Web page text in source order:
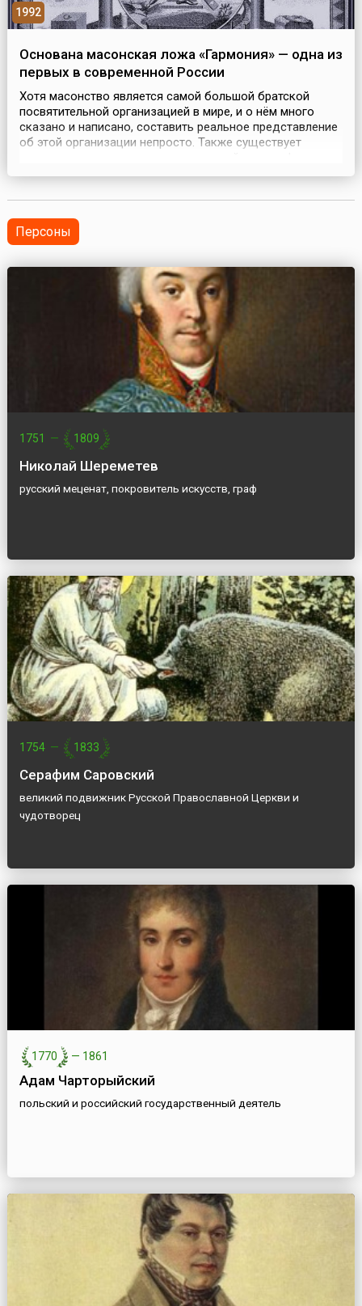
1992
Основана масонская ложа «Гармония» — одна из
первых в современной России
Хотя масонство является самой большой братской
посвятительной организацией в мире, и о нём много
сказано и написано, составить реальное представление
об этой организации непросто. Также существует
этого явления.Масонство возникло в 1717 году в
отделения масонов открылись в других странах
Европы....
Персоны
1751 — 1809
Николай Шереметев
русский меценат, покровитель искусств, граф
1754 — 1833
Серафим Саровский
великий подвижник Русской Православной Церкви и
чудотворец
1770 — 1861
Адам Чарторыйский
польский и российский государственный деятель